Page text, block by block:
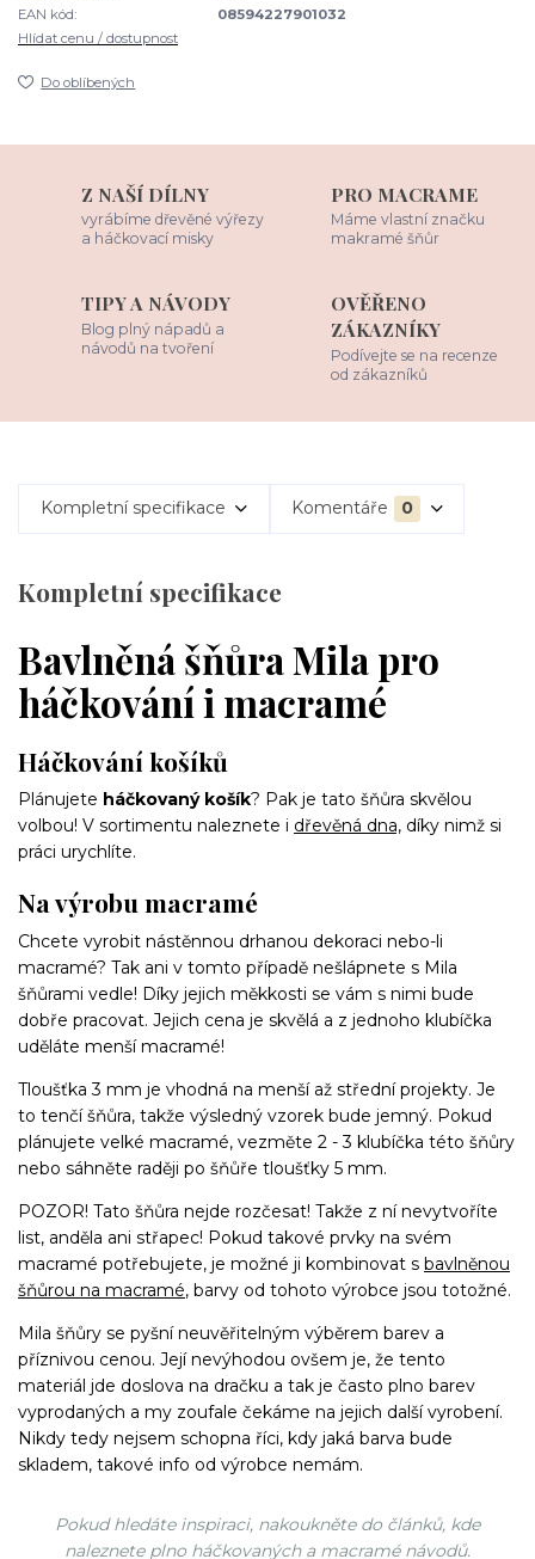
EAN kód:
08594227901032
Hlídat cenu / dostupnost
Do oblíbených
Z NAŠÍ DÍLNY
vyrábíme dřevěné výřezy
a háčkovací misky
PRO MACRAME
Máme vlastní značku
makramé šňůr
TIPY A NÁVODY
Blog plný nápadů a
návodů na tvoření
OVĚŘENO
ZÁKAZNÍKY
Podívejte se na recenze
od zákazníků
Kompletní specifikace Komentáře 0
Kompletní specifikace
Bavlněná šňůra Mila pro
háčkování i macramé
Háčkování košíků
Plánujete háčkovaný košík? Pak je tato šňůra skvělou
volbou! V sortimentu naleznete i dřevěná dna, díky nimž si
práci urychlíte.
Na výrobu macramé
Chcete vyrobit nástěnnou drhanou dekoraci nebo-li
macramé? Tak ani v tomto případě nešlápnete s Mila
šňůrami vedle! Díky jejich měkkosti se vám s nimi bude
dobře pracovat. Jejich cena je skvělá a z jednoho klubíčka
uděláte menší macramé!
Tloušťka 3 mm je vhodná na menší až střední projekty. Je
to tenčí šňůra, takže výsledný vzorek bude jemný. Pokud
plánujete velké macramé, vezměte 2 - 3 klubíčka této šňůry
nebo sáhněte raději po šňůře tloušťky 5 mm.
POZOR! Tato šňůra nejde rozčesat! Takže z ní nevytvoříte
list, anděla ani střapec! Pokud takové prvky na svém
macramé potřebujete, je možné ji kombinovat s bavlněnou
šňůrou na macramé, barvy od tohoto výrobce jsou totožné.
Mila šňůry se pyšní neuvěřitelným výběrem barev a
příznivou cenou. Její nevýhodou ovšem je, že tento
materiál jde doslova na dračku a tak je často plno barev
vyprodaných a my zoufale čekáme na jejich další vyrobení.
Nikdy tedy nejsem schopna říci, kdy jaká barva bude
skladem, takové info od výrobce nemám.
Pokud hledáte inspiraci, nakoukněte do článků, kde
naleznete plno háčkovaných a macramé návodů.